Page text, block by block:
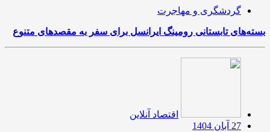
گردشگری و مهاجرت
بسته‌های تابستانی رومینگ ایرانسل برای سفر به مقصدهای متنوع
اقتصاد آنلاین
27 آبان 1404